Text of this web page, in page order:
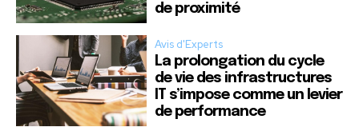
de proximité
Avis d'Experts
La prolongation du cycle
de vie des infrastructures
IT s’impose comme un levier
de performance